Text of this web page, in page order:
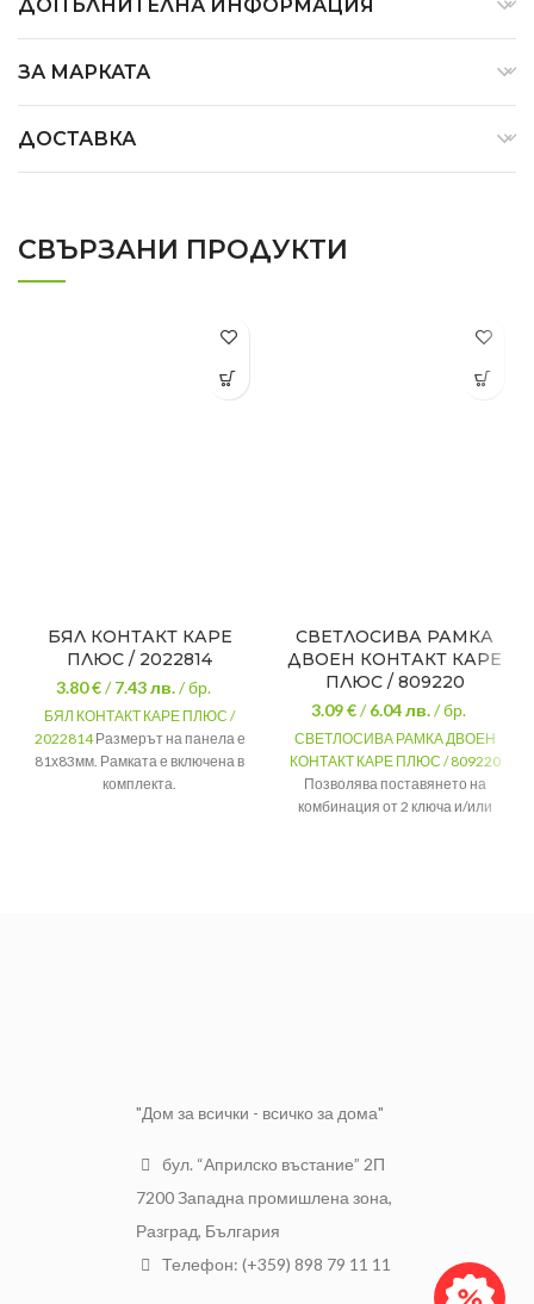
ДОПЪЛНИТЕЛНА ИНФОРМАЦИЯ
ЗА МАРКАТА
ДОСТАВКА
СВЪРЗАНИ ПРОДУКТИ
БЯЛ КОНТАКТ КАРЕ
ПЛЮС / 2022814
3.80 €/7.43лв./ бр.
БЯЛ КОНТАКТ КАРЕ ПЛЮС /
2022814Размерът на панела е
81х83мм. Рамката е включена в
комплекта.
СВЕТЛОСИВА РАМКА
ДВОЕН КОНТАКТ КАРЕ
ПЛЮС / 809220
3.09 €/6.04лв./ бр.
СВЕТЛОСИВА РАМКА ДВОЕН
КОНТАКТ КАРЕ ПЛЮС / 809220
Позволява поставянето на
комбинация от 2 ключа и/или
"Дом за всички - всичко за дома"
бул. “Априлско въстание” 2П
7200 Западна промишлена зона,
Разград, България
Телефон: (+359) 898 79 11 11